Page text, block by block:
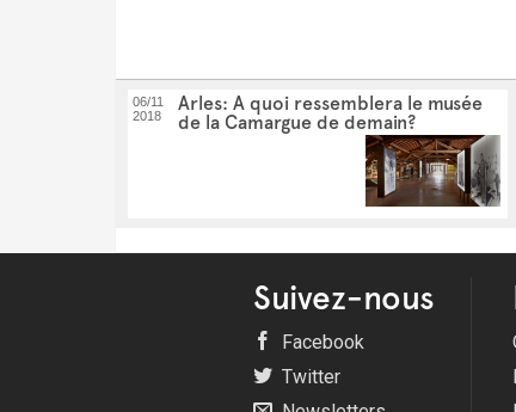
06/11
2018
Arles: A quoi ressemblera le musée
de la Camargue de demain?
Suivez-nous
Facebook
Twitter